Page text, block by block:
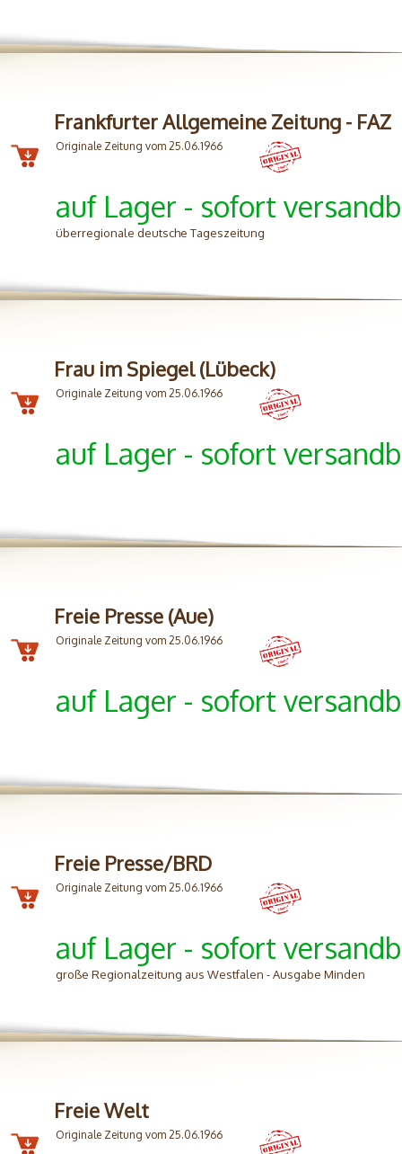
Frankfurter Allgemeine Zeitung - FAZ
Originale Zeitung vom 25.06.1966
auf Lager - sofort
überregionale deutsche Tageszeitung
Frau im Spiegel (Lübeck)
Originale Zeitung vom 25.06.1966
auf Lager - sofort
Freie Presse (Aue)
Originale Zeitung vom 25.06.1966
auf Lager - sofort
Freie Presse/BRD
Originale Zeitung vom 25.06.1966
auf Lager - sofort
große Regionalzeitung aus Westfalen - Ausgabe Minden
Freie Welt
Originale Zeitung vom 25.06.1966